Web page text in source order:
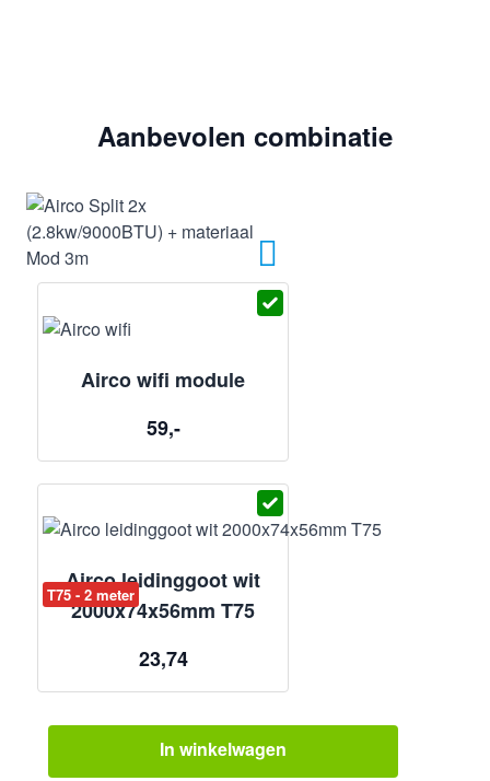
Aanbevolen combinatie
Airco wifi module
59,-
T75 - 2 meter
Airco leidinggoot wit
2000x74x56mm T75
23,74
In winkelwagen